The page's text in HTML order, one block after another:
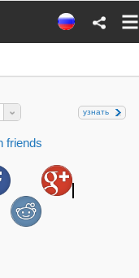
узнать
friends